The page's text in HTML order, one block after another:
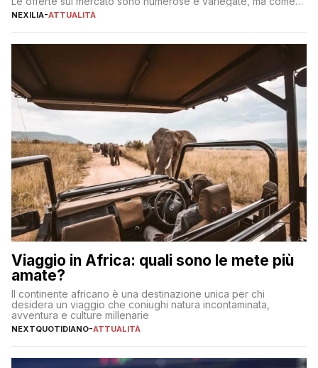
individuare quella più adatta alle proprie esigenze senza
sul […]
NEXILIA-ATTUALITÀ
Viaggio in Africa: quali sono le mete più
amate?
Il continente africano è una destinazione unica per chi
desidera un viaggio che coniughi natura incontaminata,
avventura e culture millenarie
NEXTQUOTIDIANO-ATTUALITÀ